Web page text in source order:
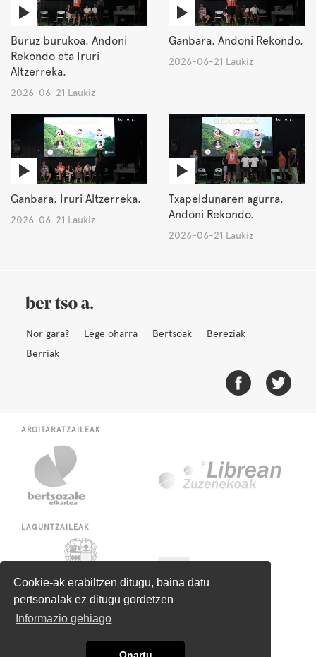
Cookie-ak erabiltzen ditugu, baina datu
pertsonalak ez ditugu gordetzen
Informazio gehiago
Buruz burukoa. Andoni
Rekondo eta Iruri
Altzerreka.
2026-06-21 Laukiz
Ganbara. Andoni Rekondo.
2026-06-21 Laukiz
Ganbara. Iruri Altzerreka.
2026-06-21 Laukiz
Txapeldunaren agurra.
Andoni Rekondo.
2026-06-21 Laukiz
Nor gara? Lege oharra Bertsoak
Bereziak
Berriak
ARGITARATZAILEAK
LAGUNTZAILEAK